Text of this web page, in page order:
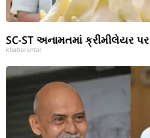
SC-ST અનામતમાં ક્રીમીલેયર
khabarantar